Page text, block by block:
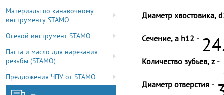
Материалы по канавочному
инструменту STAMO
Осевой инструмент STAMO
Паста и масло для нарезания
резьбы (STAMO)
Предложения ЧПУ от STAMO
Диаметр хвостовика,
Сечение, a h12 -
Количество зубьев, z -
Диаметр отверстия -